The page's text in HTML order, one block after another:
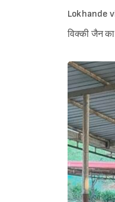
Lokhande
विक्की जैन